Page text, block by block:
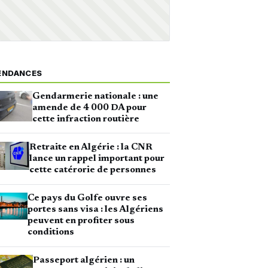
Gendarmerie nationale : une
amende de 4 000 DA pour
cette infraction routière
Retraite en Algérie : la CNR
lance un rappel important pour
cette catérorie de personnes
Ce pays du Golfe ouvre ses
portes sans visa : les Algériens
peuvent en profiter sous
conditions
Passeport algérien : un